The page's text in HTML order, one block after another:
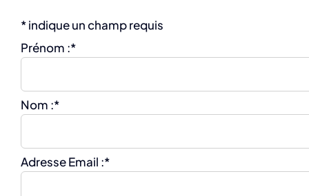
*indique un champ requis
Prénom :*
Nom :*
Adresse Email :*